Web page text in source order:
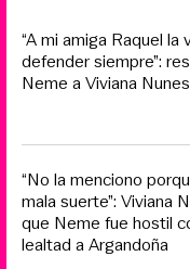
“A mi amiga Raquel la
defender siempre”:
Neme a Viviana Nunes
“No la menciono
mala suerte”: Viviana
que Neme fue hostil
lealtad a Argandoña